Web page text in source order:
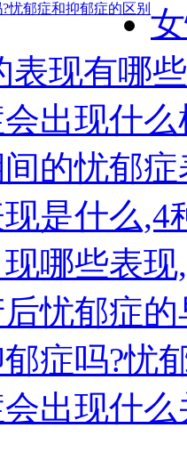
忧郁症和抑郁症的区别
表现有哪些
出现什
的忧郁症
是什么,4
哪些表
忧郁症
症吗?忧
出现什